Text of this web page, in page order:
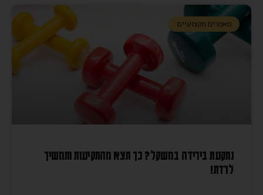
מאמרים מקצועיים
נתקעת בירידה במשקל? כך תצא מהתקיעות ותמשיך
לרדת!